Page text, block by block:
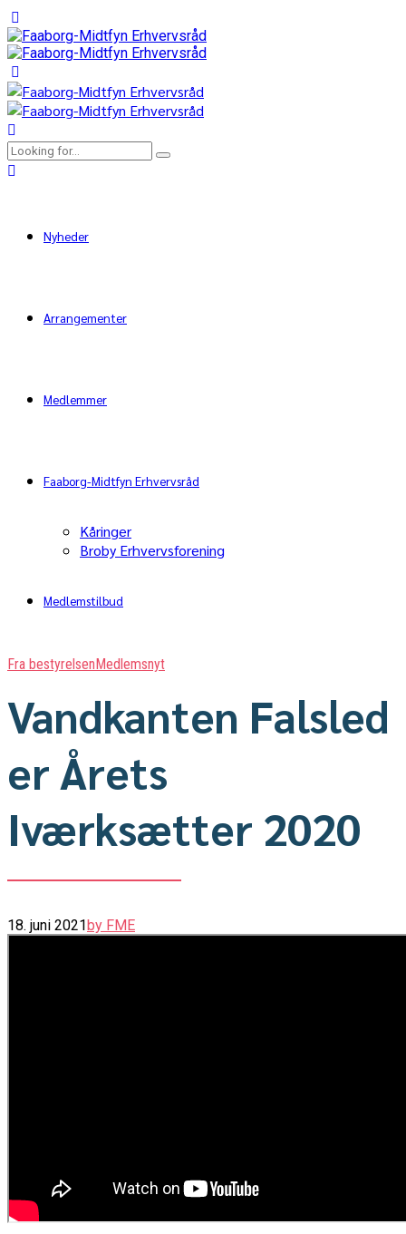
Nyheder
Arrangementer
Medlemmer
Faaborg-Midtfyn Erhvervsråd
Kåringer
Broby Erhvervsforening
Medlemstilbud
Fra bestyrelsenMedlemsnyt
Vandkanten Falsled
er Årets
Iværksætter 2020
18. juni 2021by FME